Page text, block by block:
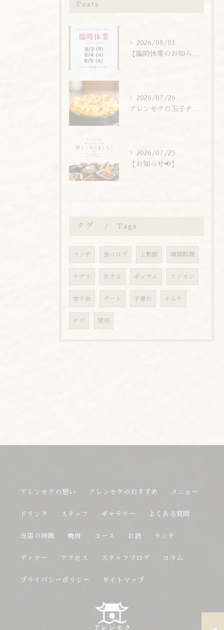
Posts
2026/08/01
2026/07/26
2026/07/25
【お知らせ📢】
タグ Tags
ランチ 食べログ 上野駅 韓国料理
チヂミ 生タコ ポッサム ケジャン
女子会 デート 子連れ キムチ
チゲ 貸切
アレンモクの想い アレンモクのおすすめ メニュー
ドリンク スタッフ ギャラリー よくある質問
当店の特徴 焼肉 コース お酒 ランチ
ディナー アクセス スタッフブログ コラム
プライバシーポリシー サイトマップ